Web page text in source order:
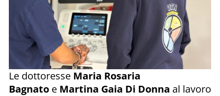
Le dottoresse Maria Rosaria
Bagnato e Martina Gaia Di Donna al lavoro